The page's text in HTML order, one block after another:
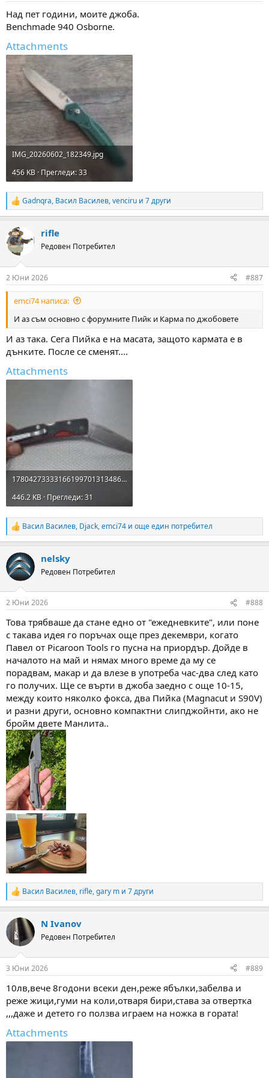
Над пет години, моите джоба.
Benchmade 940 Osborne.
Attachments
IMG_20260602_182349.jpg
456 KB · Прегледи: 33
R
e
c
t
i
s
:
Gadnqra, Васил Василев,venciru и 7 други
rifle
Редовен Потребител
2 Юни 2026 #887
emci74 написа:
И аз съм основно с форумните Пийк и Карма по джобовете
И аз така. Сега Пийка е на масата, защото кармата е в
дънките. После се сменят....
Attachments
17804273333166199701313486981266.jpg
446.2 KB · Прегледи: 31
R
e
c
t
i
s
Васил Василев, Djack,emci74 и още един потребител
nelsky
Редовен Потребител
2 Юни 2026 #888
Това трябваше да стане едно от "ежедневките", или поне
с такава идея го поръчах още през декември, когато
Павел от Picaroon Tools го пусна на приордър. Дойде в
началото на май и нямах много време да му се
порадвам, макар и да влезе в употреба час-два след като
го получих. Ще се върти в джоба заедно с още 10-15,
между които няколко фокса, два Пийка (Magnacut и S90V)
и разни други, основно компактни слипджойнти, ако не
бройм двете Манлита..
R
e
c
t
i
s
Васил Василев, rifle,gary m и 7 други
N Ivanov
Редовен Потребител
3 Юни 2026 #889
10лв,вече 8годони всеки ден,реже ябълки,забелва и
реже жици,гуми на коли,отваря бири,става за отвертка
,,,даже и детето го ползва играем на ножка в гората!
Attachments